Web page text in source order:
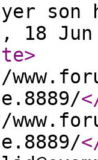
son
18
>